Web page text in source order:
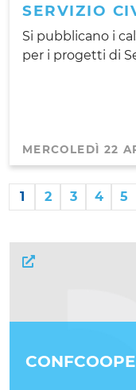
SERVIZIO
Si pubblicano i
per i progetti di
MERCOLEDÌ 22
1 2 3 4 5
Link esterni